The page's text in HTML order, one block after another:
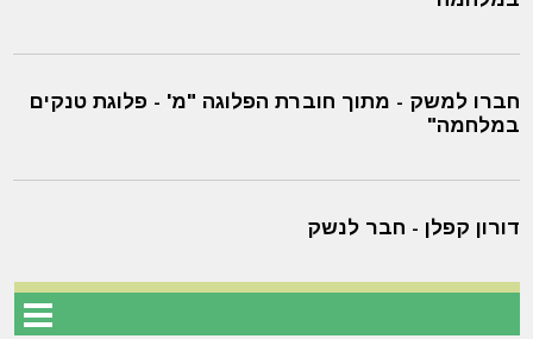
חברו למשק - מתוך חוברת הפלוגה "מ' - פלוגת טנקים
במלחמה"
דורון קפלן - חבר לנשק